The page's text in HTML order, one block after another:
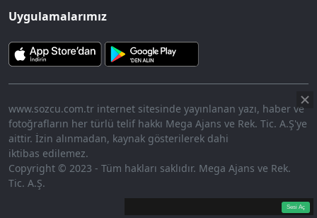
Aç
9.92%
Sesi Aç
Uygulamalarımız
www.sozcu.com.tr internet sitesinde yayınlanan yazı, haber ve
fotoğrafların her türlü telif hakkı Mega Ajans ve Rek. Tic. A.Ş'ye
aittir. İzin alınmadan, kaynak gösterilerek dahi
iktibas edilemez.
Copyright © 2023 - Tüm hakları saklıdır. Mega Ajans ve Rek.
Tic. A.Ş.